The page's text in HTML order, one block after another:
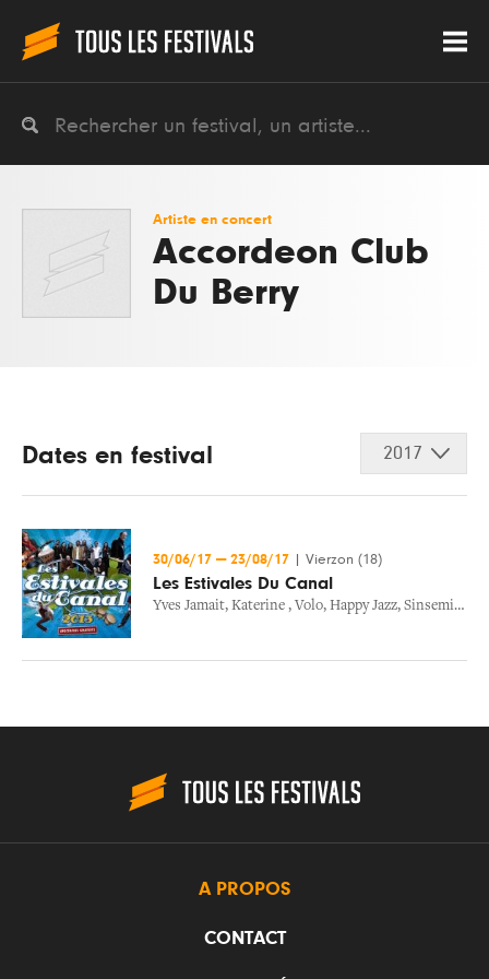
Artiste en concert
Accordeon Club
Du Berry
Dates en festival 2017
30/06/17 — 23/08/17 Vierzon (18)
Les Estivales Du Canal
Yves Jamait, Katerine , Volo, Happy Jazz, Sinsemilia
A PROPOS
CONTACT